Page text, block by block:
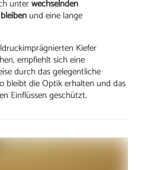
unterwechselnden
und eine lange
Kiefer
empfiehlt sich eine
durch das gelegentliche
bleibt die Optik erhalten und das
Einflüssen geschützt.